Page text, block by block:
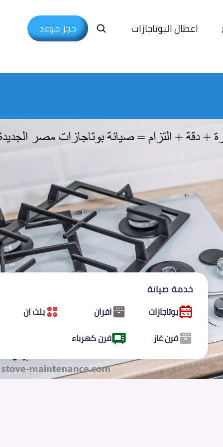
اعطال البوتاجازات حجز موعد
خدمة صيانة
بوتاجازات
افران
بلت ان
فرن غاز
فرن كهرباء